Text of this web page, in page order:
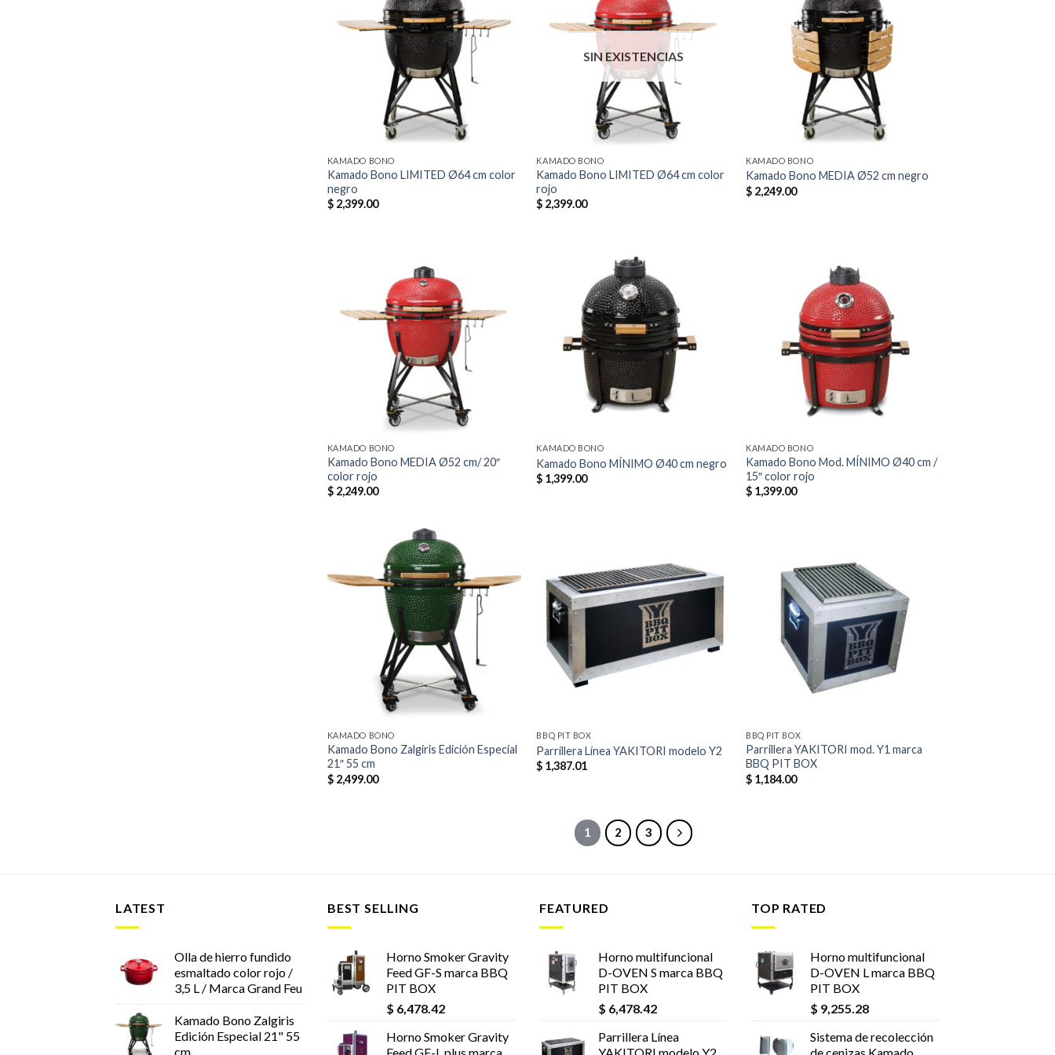
Añadir
a la
KAMADO BONO
Kamado Bono LIMITED Ø64 cm color
negro
$2,399.00
Añadir
SIN EXISTENCIAS
KAMADO BONO
Kamado Bono LIMITED Ø64 cm color
rojo
$ 2,399.00
KAMADO BONO
Kamado Bono MEDIA Ø52 cm negro
$ 2,249.00
Añadir
KAMADO BONO
Kamado Bono MEDIA Ø52 cm/ 20″
color rojo
$2,249.00
lista de
deseos
KAMADO BONO
Kamado Bono MÍNIMO Ø40 cm negro
$ 1,399.00
deseos
KAMADO BONO
Kamado Bono Mod. MÍNIMO Ø40 cm /
15″ color rojo
$ 1,399.00
Añadir
KAMADO BONO
Kamado Bono Zalgiris Edición Especial
21″ 55 cm
$2,499.00
BBQ PIT BOX
Parrillera Línea YAKITORI modelo Y2
$ 1,387.01
Añadir
a la
lista de
deseos
BBQ PIT BOX
Parrillera YAKITORI mod. Y1 marca
BBQ PIT BOX
$ 1,184.00
1 2 3
LATEST
Olla de hierro fundido
esmaltado color rojo /
3,5 L / Marca Grand Feu
Kamado Bono Zalgiris
Edición Especial 21" 55
cm
BEST SELLING
Horno Smoker Gravity
Feed GF-S marca BBQ
PIT BOX
$ 6,478.42
Horno Smoker Gravity
Feed GF-L plus marca
FEATURED
Horno multifuncional
D-OVEN S marca BBQ
PIT BOX
$ 6,478.42
Parrillera Línea
YAKITORI modelo Y2
TOP RATED
Horno multifuncional
D-OVEN L marca BBQ
PIT BOX
$ 9,255.28
Sistema de recolección
de cenizas Kamado